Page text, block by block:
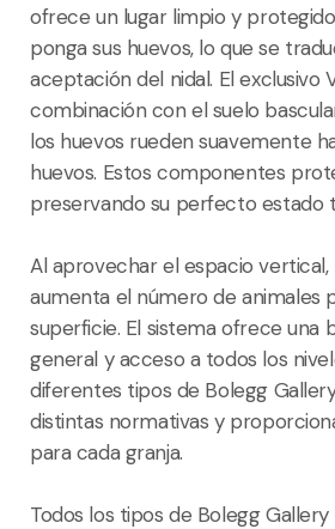
ofrece un lugar limpio y
ponga sus huevos, lo que se
aceptación del nidal. El exclusivo
combinación con el suelo
los huevos rueden suavemente
huevos. Estos componentes
preservando su perfecto estado
Al aprovechar el espacio vertical,
aumenta el número de animales
superficie. El sistema ofrece una
general y acceso a todos los
diferentes tipos de Bolegg
distintas normativas y
para cada granja.
Todos los tipos de Bolegg